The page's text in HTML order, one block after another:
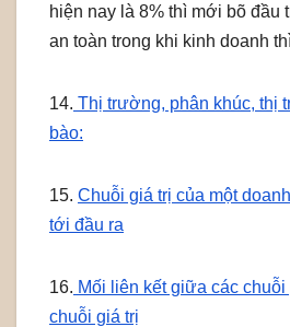
hiện nay là 8% thì mới bõ đầu
an toàn trong khi kinh doanh
14. Thị trường, phân khúc, thị
bào:
15. Chuỗi giá trị của một
tới đầu ra
16. Mối liên kết giữa các chuỗi
chuỗi giá trị